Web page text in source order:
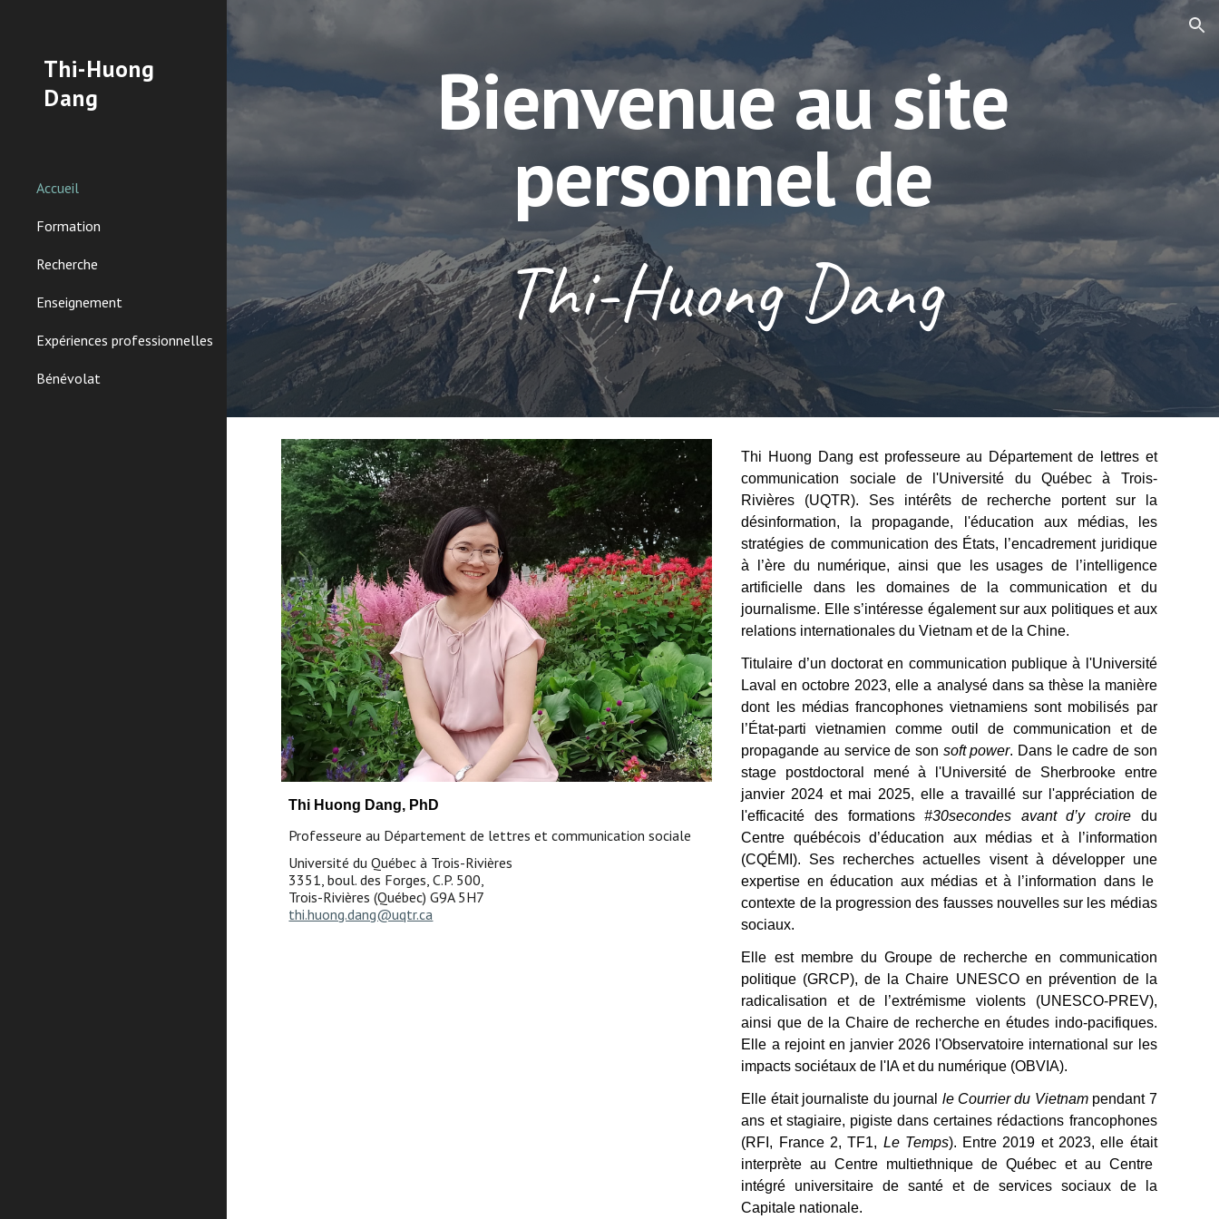
Skip to navigation
Thi-Huong
Dang
Accueil
Formation
Recherche
Enseignement
Expériences professionnelles
Bénévolat
Bienvenue au site
personnel de
Thi-Huong Dang
Thi Huong Dang, PhD
Professeure au Département de lettres et communication sociale
Université du Québec à Trois-Rivières
3351, boul. des Forges, C.P. 500,
Trois-Rivières (Québec) G9A 5H7
thi.huong.dang@uqtr.ca
Thi Huong Dang est professeure au Département de lettres et
communication sociale de l'Université du Québec à Trois-
Rivières (UQTR). Ses intérêts de recherche portent sur la
désinformation, la propagande, l'éducation aux médias, les
stratégies de communication des États, l’encadrement juridique
à l’ère du numérique, ainsi que les usages de l’intelligence
artificielle dans les domaines de la communication et du
journalisme. Elle s’intéresse également sur aux politiques et aux
relations internationales du Vietnam et de la Chine.
Titulaire d’un doctorat en communication publique à l'Université
Laval en octobre 2023, elle a analysé dans sa thèse la manière
dont les médias francophones vietnamiens sont mobilisés par
l’État-parti vietnamien comme outil de communication et de
propagande au service de son soft power. Dans le cadre de son
stage postdoctoral menéà l'Université de Sherbrooke entre
janvier 2024 et mai 2025, elle a travaillé sur l'appréciation de
l'efficacité des formations#30secondes avant d’y croiredu
Centre québécois d’éducation aux médias et à l’information
(CQÉMI). Ses recherches actuelles visentà développer une
expertise en éducation aux médias et à l’information dans le
contexte de la progression des fausses nouvelles sur les médias
sociaux.
Elle est membre du Groupe de recherche en communication
politique (GRCP), de la Chaire UNESCO en prévention de la
radicalisation et de l’extrémisme violents (UNESCO-PREV),
ainsi que de la Chaire de recherche en études indo-pacifiques.
Elle a rejoint en janvier 2026 l'Observatoire international sur les
impacts sociétaux de l'IA et du numérique (OBVIA).
Elle était journaliste du journal le Courrier du Vietnam pendant 7
ans et stagiaire, pigiste dans certaines rédactions francophones
(RFI, France 2, TF1, Le Temps). Entre 2019 et 2023, e lle était
interprète au Centre multiethnique de Québec et au Centre
intégré universitaire de santé et de services sociaux de la
Capitale nationale.